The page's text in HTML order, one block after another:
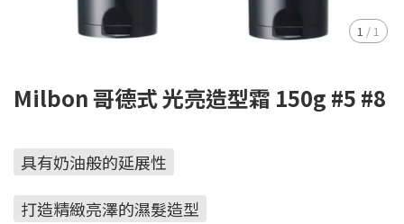
1 / 1
Milbon 哥德式 光亮造型霜 150g #5 #8
具有奶油般的延展性
打造精緻亮澤的濕髮造型